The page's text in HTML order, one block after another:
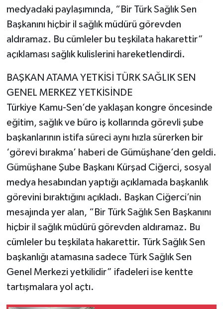
medyadaki paylaşımında, “Bir Türk Sağlık Sen
Başkanını hiçbir il sağlık müdürü görevden
aldıramaz. Bu cümleler bu teşkilata hakarettir”
açıklaması sağlık kulislerini hareketlendirdi.
BAŞKAN ATAMA YETKİSİ TÜRK SAĞLIK SEN
GENEL MERKEZ YETKİSİNDE
Türkiye Kamu-Sen’de yaklaşan kongre öncesinde
eğitim, sağlık ve büro iş kollarında görevli şube
başkanlarının istifa süreci aynı hızla sürerken bir
‘görevi bırakma’ haberi de Gümüşhane’den geldi.
Gümüşhane Şube Başkanı Kürşad Ciğerci, sosyal
medya hesabından yaptığı açıklamada başkanlık
görevini bıraktığını açıkladı. Başkan Ciğerci’nin
mesajında yer alan, “Bir Türk Sağlık Sen Başkanını
hiçbir il sağlık müdürü görevden aldıramaz. Bu
cümleler bu teşkilata hakarettir. Türk Sağlık Sen
başkanlığı atamasına sadece Türk Sağlık Sen
Genel Merkezi yetkilidir” ifadeleri ise kentte
tartışmalara yol açtı.